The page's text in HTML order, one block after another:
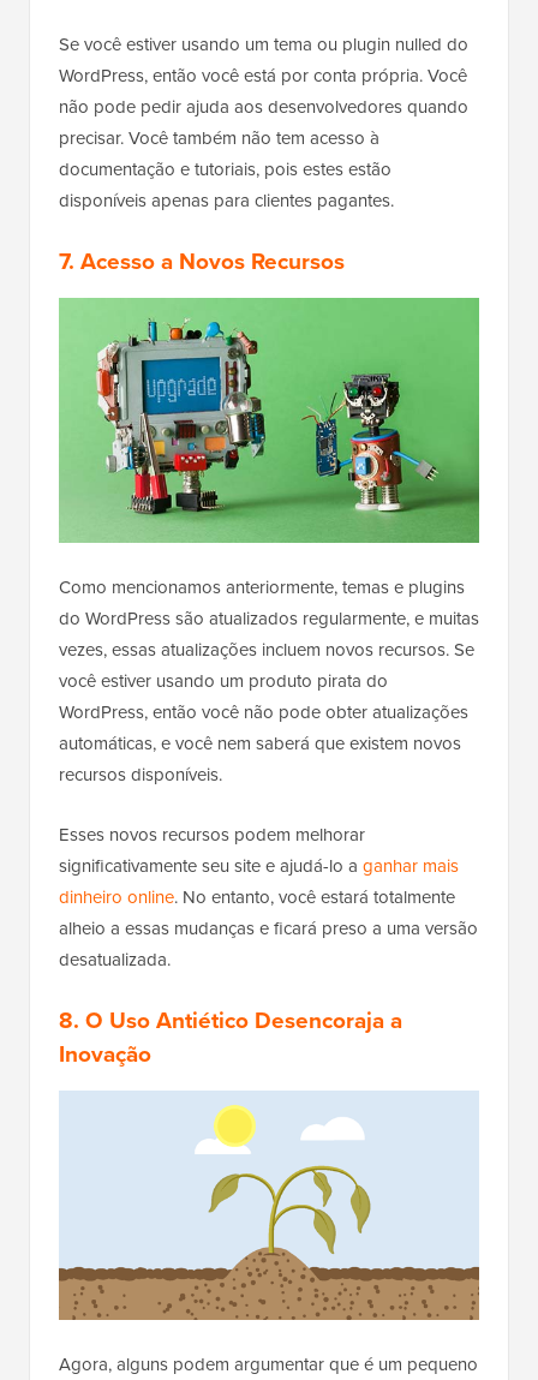
Se você estiver usando um tema ou plugin nulled do
WordPress, então você está por conta própria. Você
não pode pedir ajuda aos desenvolvedores quando
precisar. Você também não tem acesso à
documentação e tutoriais, pois estes estão
disponíveis apenas para clientes pagantes.
7. Acesso a Novos Recursos
Como mencionamos anteriormente, temas e plugins
do WordPress são atualizados regularmente, e muitas
vezes, essas atualizações incluem novos recursos. Se
você estiver usando um produto pirata do
WordPress, então você não pode obter atualizações
automáticas, e você nem saberá que existem novos
recursos disponíveis.
Esses novos recursos podem melhorar
significativamente seu site e ajudá-lo a ganhar mais
dinheiro online. No entanto, você estará totalmente
alheio a essas mudanças e ficará preso a uma versão
desatualizada.
8. O Uso Antiético Desencoraja a
Inovação
Agora, alguns podem argumentar que é um pequeno